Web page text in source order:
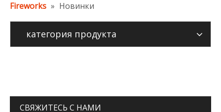
Fireworks » Новинки
категория продукта
СВЯЖИТЕСЬ С НАМИ